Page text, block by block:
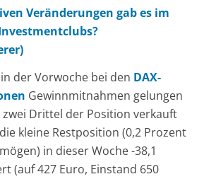
Veränderungen gab es im
der Vorwoche bei den DAX-
Gewinnmitnahmen gelungen
Drittel der Position verkauft
kleine Restposition (0,2 Prozent
in dieser Woche -38,1
(auf 427 Euro, Einstand 650